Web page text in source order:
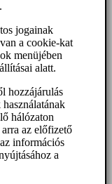
jogainak
a cookie-kat
menüjében
alatt.
hozzájárulás
hálózaton
az előfizető
információs
a